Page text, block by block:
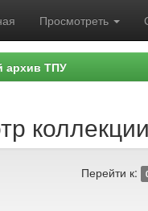
Просмотреть
архив ТПУ
Перейти к: